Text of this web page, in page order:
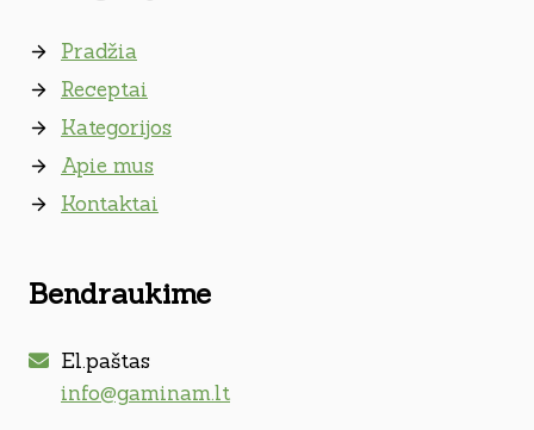
Pradžia
Receptai
Kategorijos
Apie mus
Kontaktai
Bendraukime
El.paštas
info@gaminam.lt